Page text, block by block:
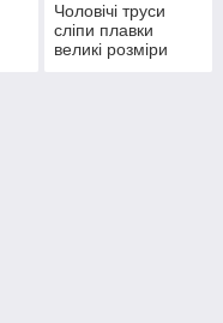
Чоловічі труси
сліпи плавки
великі розміри